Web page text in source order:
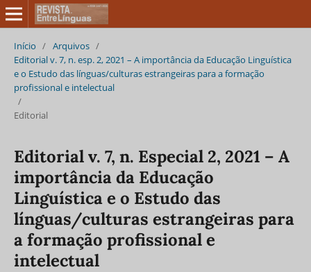
Início / Arquivos /
Editorial v. 7, n. esp. 2, 2021 – A importância da Educação Linguística
e o Estudo das línguas/culturas estrangeiras para a formação
profissional e intelectual
/
Editorial
Editorial v. 7, n. Especial 2, 2021 – A
importância da Educação
Linguística e o Estudo das
línguas/culturas estrangeiras para
a formação profissional e
intelectual